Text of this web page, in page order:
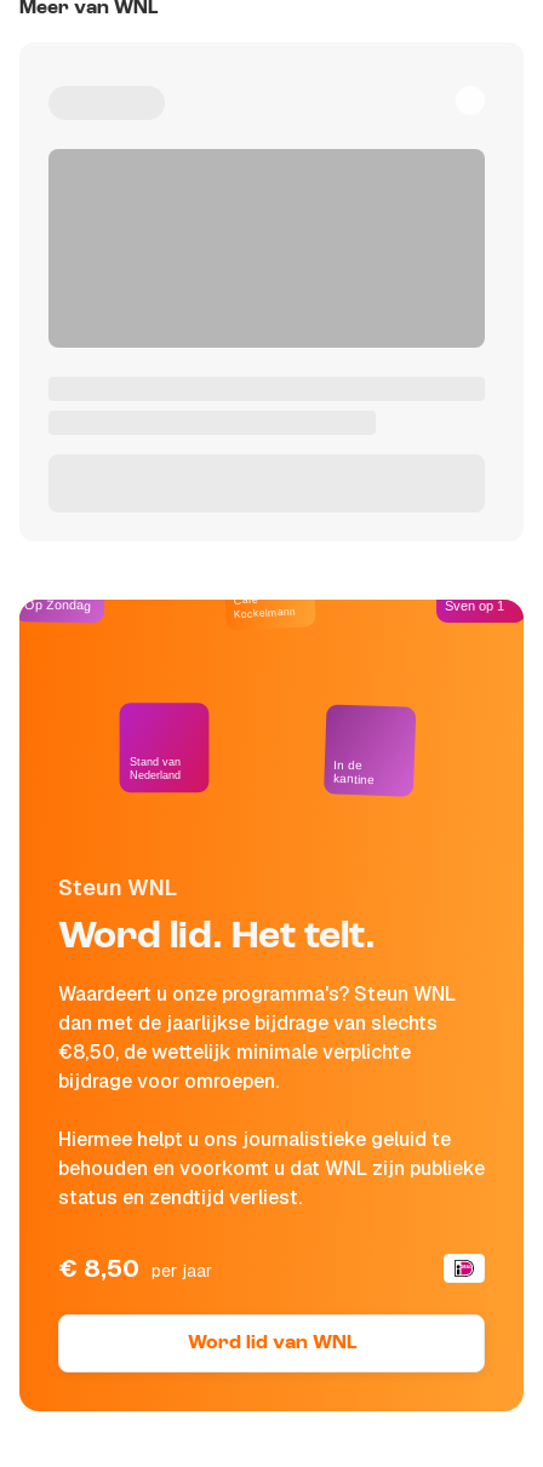
Meer van WNL
Steun WNL
Word lid. Het telt.
Waardeert u onze programma's? Steun WNL
dan met de jaarlijkse bijdrage van slechts
€8,50, de wettelijk minimale verplichte
bijdrage voor omroepen.
Hiermee helpt u ons journalistieke geluid te
behouden en voorkomt u dat WNL zijn publieke
status en zendtijd verliest.
€ 8,50 per jaar
Word lid van WNL
Op Zondag
Stand van
Nederland
Café
Kockelmann
In de
kantine
Sven op 1